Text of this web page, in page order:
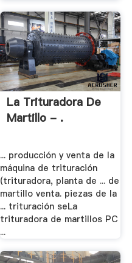
La Trituradora De
Martillo - .
... producción y venta de la
máquina de trituración
(trituradora, planta de ... de
martillo venta. piezas de la
... trituración seLa
trituradora de martillos PC
...